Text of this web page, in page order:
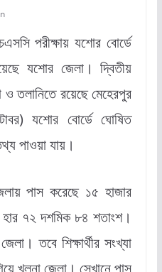
পরীক্ষায় যশোর বোর্ডে
যশোর জেলা। দ্বিতীয়
তলানিতে রয়েছে মেহেরপুর
যশোর বোর্ডে ঘোষিত
পাওয়া যায়।
পাস করেছে ১৫ হাজার
হার ৭২ দশমিক ৮৪ শতাংশ।
তবে শিক্ষার্থীর সংখ্যা
খুলনা জেলা। সেখানে পাস